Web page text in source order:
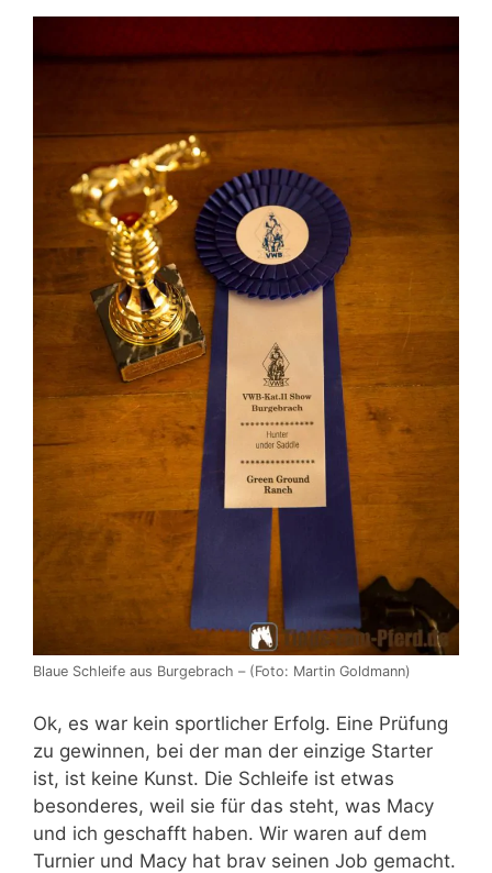
Blaue Schleife aus Burgebrach – (Foto: Martin Goldmann)
Ok, es war kein sportlicher Erfolg. Eine Prüfung
zu gewinnen, bei der man der einzige Starter
ist, ist keine Kunst. Die Schleife ist etwas
besonderes, weil sie für das steht, was Macy
und ich geschafft haben. Wir waren auf dem
Turnier und Macy hat brav seinen Job gemacht.